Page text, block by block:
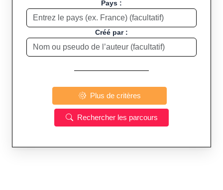
Pays :
Créé par :
Plus de critères
Rechercher les parcours